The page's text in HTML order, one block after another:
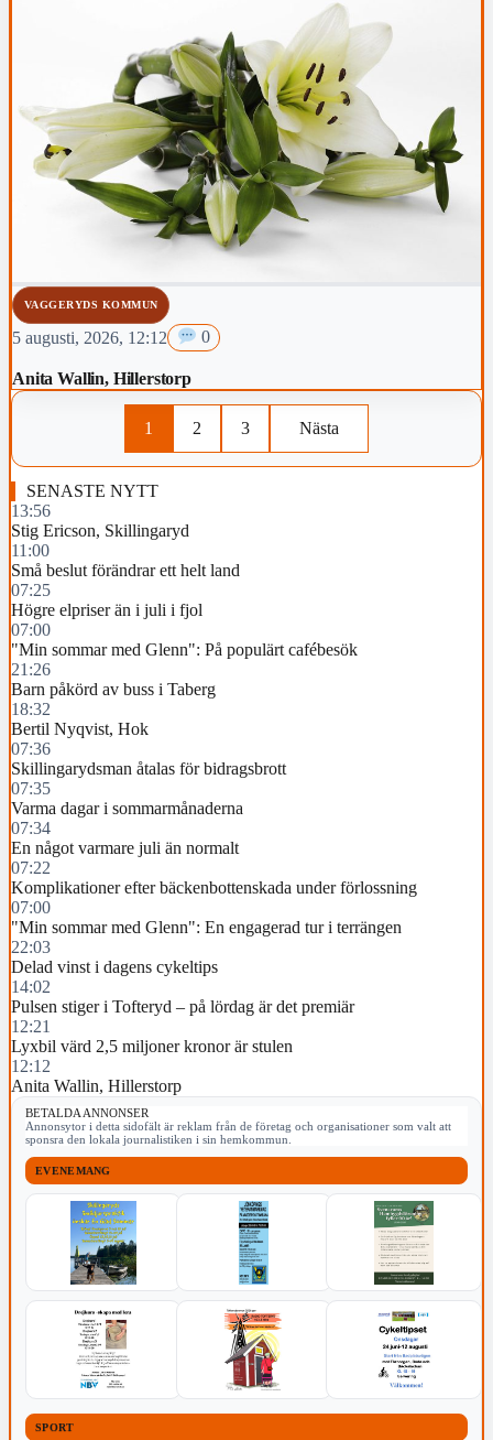
VAGGERYDS KOMMUN
5 augusti, 2026, 12:12 0
Anita Wallin, Hillerstorp
1 2 3 Nästa
SENASTE NYTT
13:56
Stig Ericson, Skillingaryd
11:00
Små beslut förändrar ett helt land
07:25
Högre elpriser än i juli i fjol
07:00
"Min sommar med Glenn": På populärt cafébesök
21:26
Barn påkörd av buss i Taberg
18:32
Bertil Nyqvist, Hok
07:36
Skillingarydsman åtalas för bidragsbrott
07:35
Varma dagar i sommarmånaderna
07:34
En något varmare juli än normalt
07:22
Komplikationer efter bäckenbottenskada under förlossning
07:00
"Min sommar med Glenn": En engagerad tur i terrängen
22:03
Delad vinst i dagens cykeltips
14:02
Pulsen stiger i Tofteryd – på lördag är det premiär
12:21
Lyxbil värd 2,5 miljoner kronor är stulen
12:12
Anita Wallin, Hillerstorp
BETALDA ANNONSER
Annonsytor i detta sidofält är reklam från de företag och organisationer som valt att
sponsra den lokala journalistiken i sin hemkommun.
EVENEMANG
SPORT